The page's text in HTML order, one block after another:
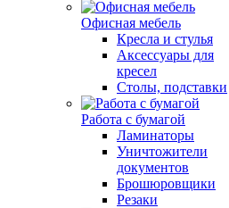
Офисная мебель
Кресла и стулья
Аксессуары для
кресел
Столы, подставки
Работа с бумагой
Ламинаторы
Уничтожители
документов
Брошюровщики
Резаки